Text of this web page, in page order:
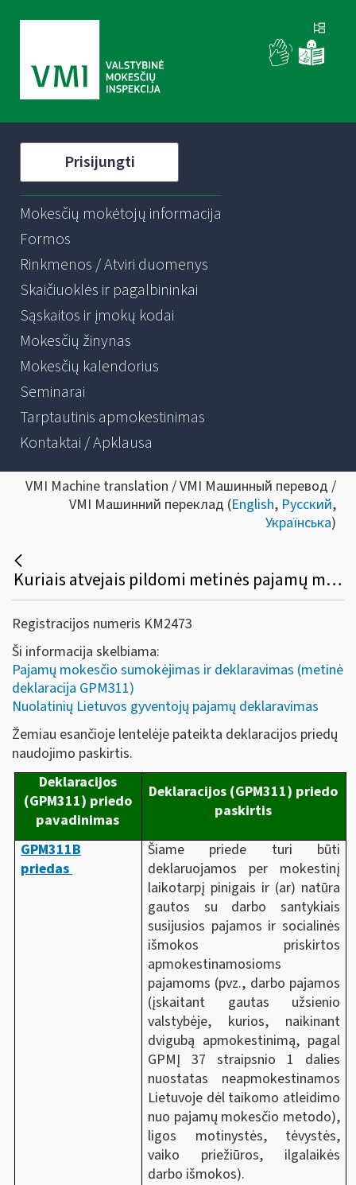
Prisijungti
Mokesčių mokėtojų informacija
Formos
Rinkmenos / Atviri duomenys
Skaičiuoklės ir pagalbininkai
Sąskaitos ir įmokų kodai
Mokesčių žinynas
Mokesčių kalendorius
Seminarai
Tarptautinis apmokestinimas
Kontaktai / Apklausa
VMI Machine translation / VMI Машинный перевод /
VMI Машинний переклад (English, Русский,
Українська)
Kuriais atvejais pildomi metinės pajamų mokesčio deklaracijos priedai (GPM311B, GPM311C, GPM311H, GPM311D, GPM311E, GPM311F, GPM311G)?
Registracijos numeris KM2473
Ši informacija skelbiama:
Pajamų mokesčio sumokėjimas ir deklaravimas (metinė
deklaracija GPM311)
Nuolatinių Lietuvos gyventojų pajamų deklaravimas
Žemiau esančioje lentelėje pateikta deklaracijos priedų
naudojimo paskirtis.
Deklaracijos
(GPM311) priedo
pavadinimas
Deklaracijos (GPM311) priedo
paskirtis
GPM311B
priedas
Šiame priede turi būti
deklaruojamos per mokestinį
laikotarpį pinigais ir (ar) natūra
gautos su darbo santykiais
susijusios pajamos ir socialinės
išmokos priskirtos
apmokestinamosioms
pajamoms (pvz., darbo pajamos
(įskaitant gautas užsienio
valstybėje, kurios, naikinant
dvigubą apmokestinimą, pagal
GPMĮ 37 straipsnio 1 dalies
nuostatas neapmokestinamos
Lietuvoje dėl taikomo atleidimo
nuo pajamų mokesčio metodo),
ligos motinystės, tėvystės,
vaiko priežiūros, ilgalaikės
darbo išmokos).